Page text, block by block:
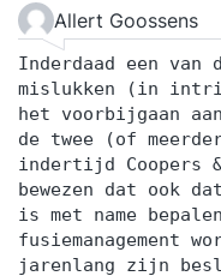
Allert Goossens
Inderdaad een van
mislukken (in
het voorbijgaan
de twee (of
indertijd Coopers &
bewezen dat ook
is met name
fusiemanagement
jarenlang zijn